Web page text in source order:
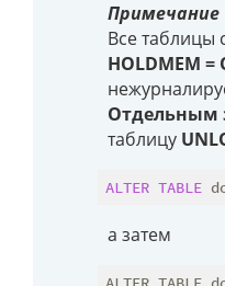
Примечание
Все таблицы
HOLDMEM =
Отдельным
таблицу
ALTER TABLE
а затем